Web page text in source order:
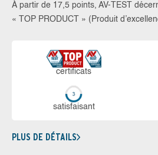
À partir de 17,5 points, AV-TEST
« TOP PRODUCT » (Produit
certi­ficats
sa­tis­fai­sant
PLUS DE DÉTAILS